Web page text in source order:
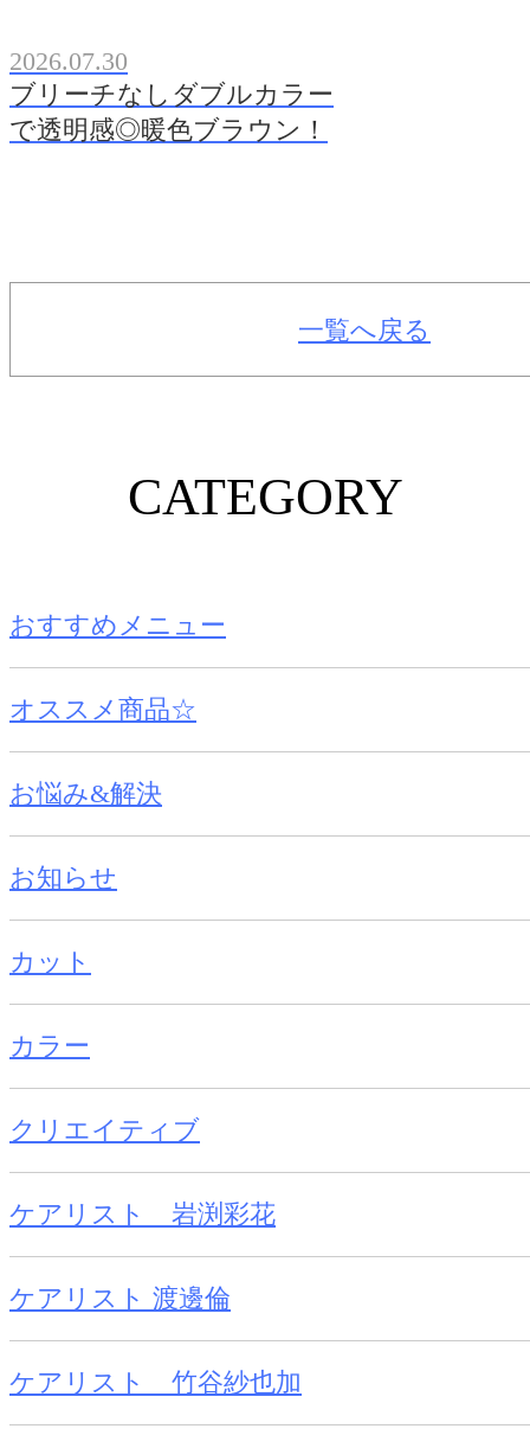
2026.07.30
ブリーチなしダブルカラー
で透明感◎暖色ブラウン！
一覧へ戻る
CATEGORY
おすすめメニュー
オススメ商品☆
お悩み&解決
お知らせ
カット
カラー
クリエイティブ
ケアリスト 岩渕彩花
ケアリスト 渡邊倫
ケアリスト 竹谷紗也加